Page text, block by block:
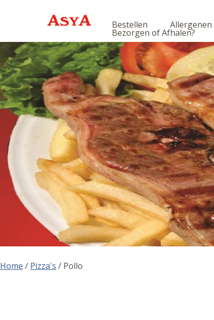
Bestellen Allergenen
Bezorgen of Afhalen?
Home / Pizza's / Pollo